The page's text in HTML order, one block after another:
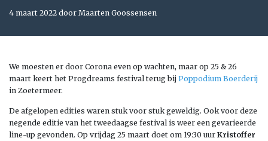
4 maart 2022 door Maarten Goossensen
We moesten er door Corona even op wachten, maar op 25 & 26
maart keert het Progdreams festival terug bij Poppodium Boerderij
in Zoetermeer.
De afgelopen edities waren stuk voor stuk geweldig. Ook voor deze
negende editie van het tweedaagse festival is weer een gevarieerde
line-up gevonden. Op vrijdag 25 maart doet om 19:30 uur Kristoffer